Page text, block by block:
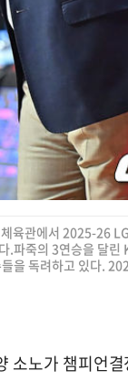
육관에서 2025-26
.파죽의 3연승을 달린
을 독려하고 있다.
노가 챔피언